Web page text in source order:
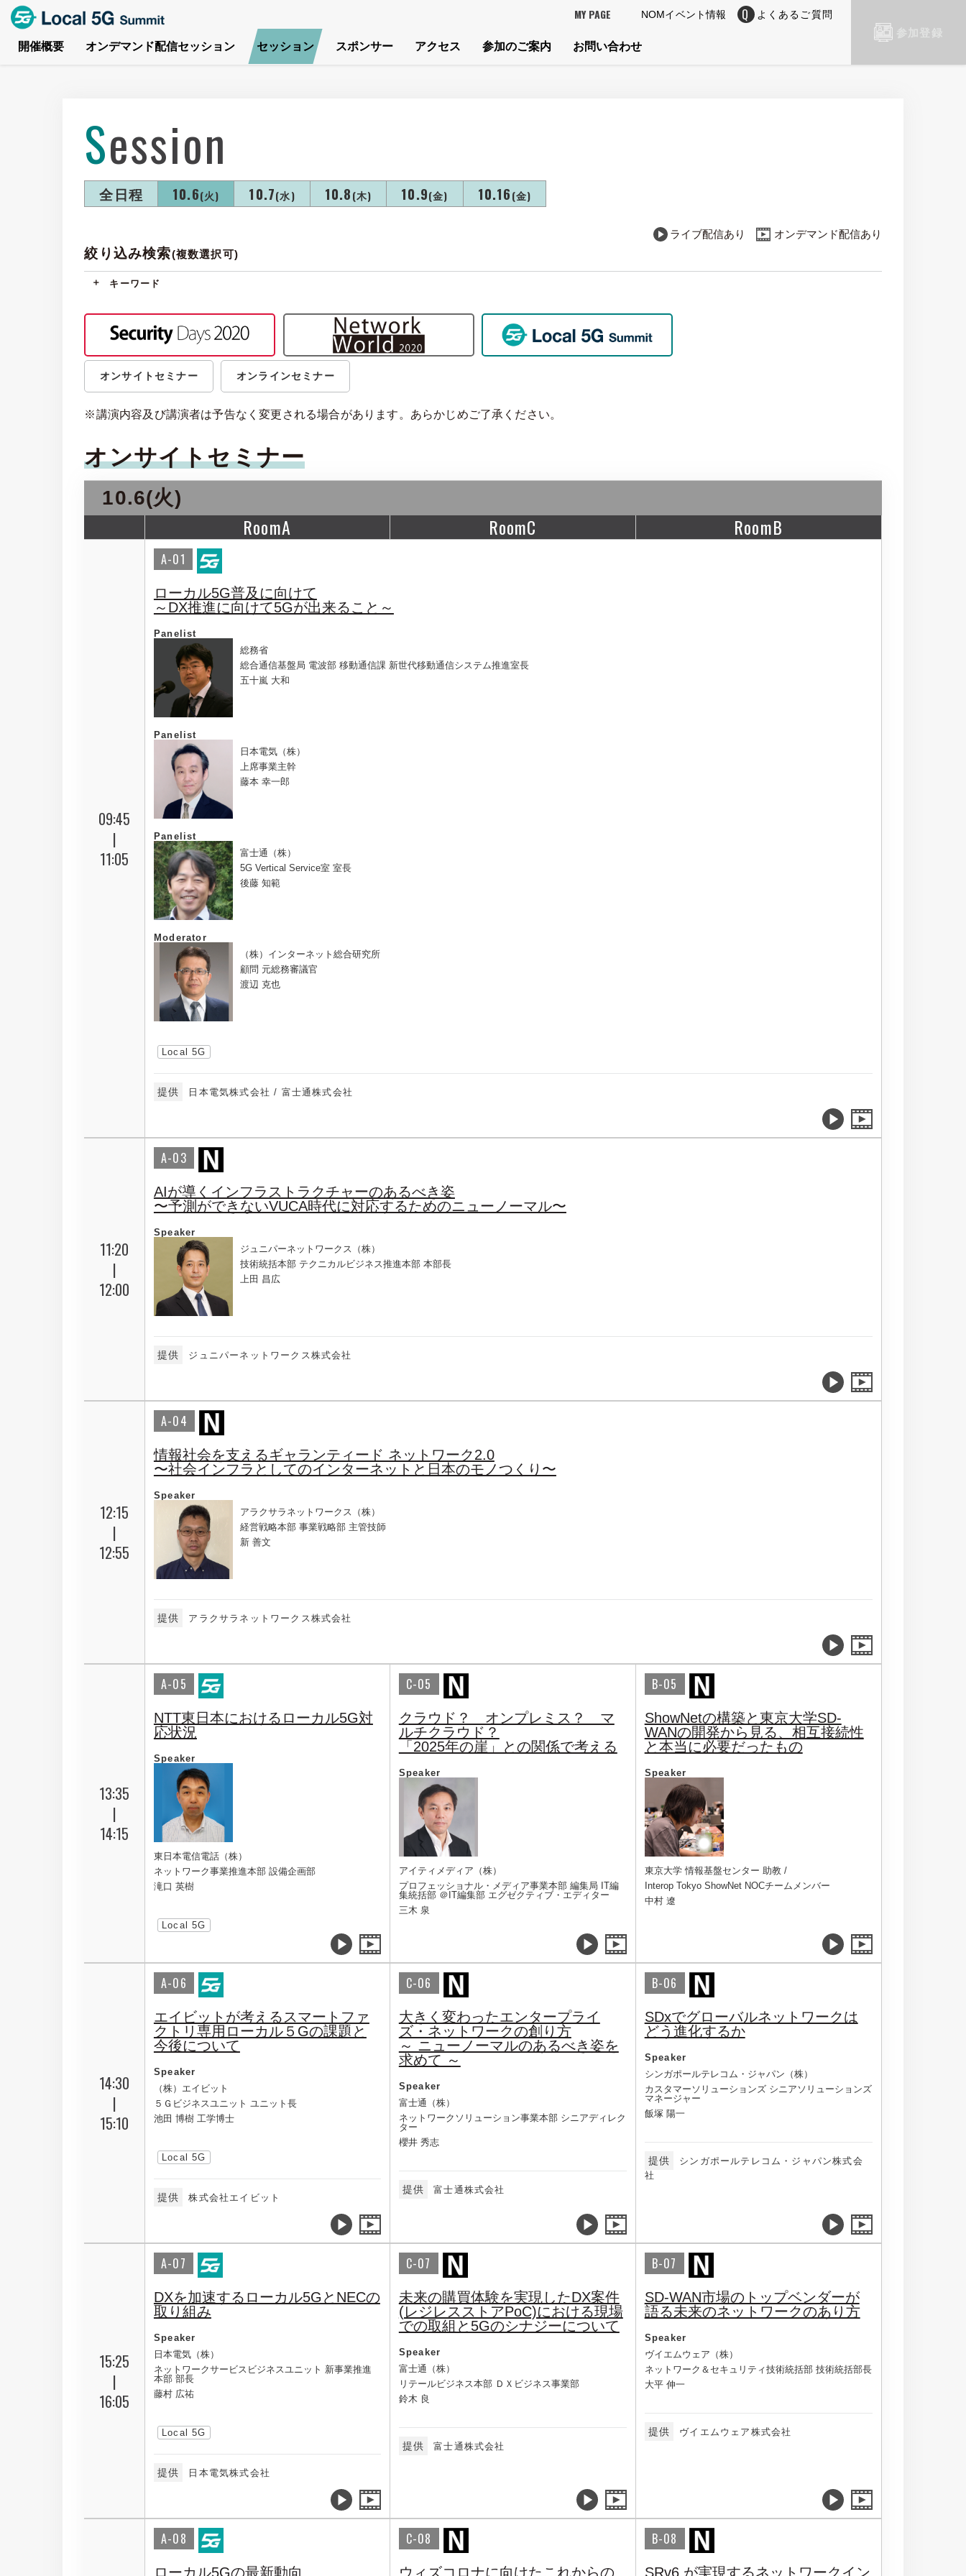
MY PAGE NOMイベント情報 よくあるご質問
開催概要
オンデマンド配信セッション セッション スポンサー アクセス 参加のご案内 お問い合わせ
Session
全日程 10.6(火) 10.7(水) 10.8(木) 10.9(金) 10.16(金)
ライブ配信あり オンデマンド配信あり
絞り込み検索(複数選択可)
キーワード
オンサイトセミナー オンラインセミナー
※講演内容及び講演者は予告なく変更される場合があります。あらかじめご了承ください。
オンサイトセミナー
10.6(火)
RoomA RoomC RoomB
09:45
|
11:05
A-01
ローカル5G普及に向けて
～DX推進に向けて5Gが出来ること～
Panelist
総務省
総合通信基盤局 電波部 移動通信課 新世代移動通信システム推進室長
五十嵐 大和
Panelist
日本電気（株）
上席事業主幹
藤本 幸一郎
Panelist
富士通（株）
5G Vertical Service室 室長
後藤 知範
Moderator
（株）インターネット総合研究所
顧問 元総務審議官
渡辺 克也
Local 5G
提供 日本電気株式会社 / 富士通株式会社
11:20
|
12:00
A-03
AIが導くインフラストラクチャーのあるべき姿
〜予測ができないVUCA時代に対応するためのニューノーマル〜
Speaker
ジュニパーネットワークス（株）
技術統括本部 テクニカルビジネス推進本部 本部長
上田 昌広
提供 ジュニパーネットワークス株式会社
12:15
|
12:55
A-04
情報社会を支えるギャランティード ネットワーク2.0
〜社会インフラとしてのインターネットと日本のモノつくり〜
Speaker
アラクサラネットワークス（株）
経営戦略本部 事業戦略部 主管技師
新 善文
提供 アラクサラネットワークス株式会社
13:35
|
14:15
A-05
NTT東日本におけるローカル5G対
応状況
Speaker
東日本電信電話（株）
ネットワーク事業推進本部 設備企画部
滝口 英樹
Local 5G
C-05
クラウド？ オンプレミス？ マ
ルチクラウド？
「2025年の崖」との関係で考える
Speaker
アイティメディア（株）
プロフェッショナル・メディア事業本部 編集局 IT編
集統括部 ＠IT編集部 エグゼクティブ・エディター
三木 泉
B-05
ShowNetの構築と東京大学SD-
WANの開発から見る、相互接続性
と本当に必要だったもの
Speaker
東京大学 情報基盤センター 助教 /
Interop Tokyo ShowNet NOCチームメンバー
中村 遼
14:30
|
15:10
A-06
エイビットが考えるスマートファ
クトリ専用ローカル５Gの課題と
今後について
Speaker
（株）エイビット
５Ｇビジネスユニット ユニット長
池田 博樹 工学博士
Local 5G
提供 株式会社エイビット
C-06
大きく変わったエンタープライ
ズ・ネットワークの創り方
～ ニューノーマルのあるべき姿を
求めて ～
Speaker
富士通（株）
ネットワークソリューション事業本部 シニアディレク
ター
櫻井 秀志
提供 富士通株式会社
B-06
SDxでグローバルネットワークは
どう進化するか
Speaker
シンガポールテレコム・ジャパン（株）
カスタマーソリューションズ シニアソリューションズ
マネージャー
飯塚 陽一
提供
シンガポールテレコム・ジャパン株式会
社
15:25
|
16:05
A-07
DXを加速するローカル5GとNECの
取り組み
Speaker
日本電気（株）
ネットワークサービスビジネスユニット 新事業推進
本部 部長
藤村 広祐
Local 5G
提供 日本電気株式会社
C-07
未来の購買体験を実現したDX案件
(レジレスストアPoC)における現場
での取組と5Gのシナジーについて
Speaker
富士通（株）
リテールビジネス本部 ＤＸビジネス事業部
鈴木 良
提供 富士通株式会社
B-07
SD-WAN市場のトップベンダーが
語る未来のネットワークのあり方
Speaker
ヴイエムウェア（株）
ネットワーク＆セキュリティ技術統括部 技術統括部長
大平 伸一
提供 ヴイエムウェア株式会社
A-08
ローカル5Gの最新動向
C-08
ウィズコロナに向けたこれからの
B-08
SRv6 が実現するネットワークイン